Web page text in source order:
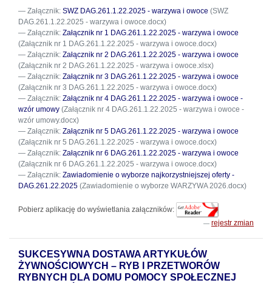
Załącznik: SWZ DAG.261.1.22.2025 - warzywa i owoce (SWZ
DAG.261.1.22.2025 - warzywa i owoce.docx)
Załącznik: Załącznik nr 1 DAG.261.1.22.2025 - warzywa i owoce
(Załącznik nr 1 DAG.261.1.22.2025 - warzywa i owoce.docx)
Załącznik: Załącznik nr 2 DAG.261.1.22.2025 - warzywa i owoce
(Załącznik nr 2 DAG.261.1.22.2025 - warzywa i owoce.xlsx)
Załącznik: Załącznik nr 3 DAG.261.1.22.2025 - warzywa i owoce
(Załącznik nr 3 DAG.261.1.22.2025 - warzywa i owoce.docx)
Załącznik: Załącznik nr 4 DAG.261.1.22.2025 - warzywa i owoce -
wzór umowy (Załącznik nr 4 DAG.261.1.22.2025 - warzywa i owoce -
wzór umowy.docx)
Załącznik: Załącznik nr 5 DAG.261.1.22.2025 - warzywa i owoce
(Załącznik nr 5 DAG.261.1.22.2025 - warzywa i owoce.docx)
Załącznik: Załącznik nr 6 DAG.261.1.22.2025 - warzywa i owoce
(Załącznik nr 6 DAG.261.1.22.2025 - warzywa i owoce.docx)
Załącznik: Zawiadomienie o wyborze najkorzystniejszej oferty -
DAG.261.22.2025 (Zawiadomienie o wyborze WARZYWA 2026.docx)
Pobierz aplikację do wyświetlania załączników:
rejestr zmian
SUKCESYWNA DOSTAWA ARTYKUŁÓW
ŻYWNOŚCIOWYCH – RYB I PRZETWORÓW
RYBNYCH DLA DOMU POMOCY SPOŁECZNEJ